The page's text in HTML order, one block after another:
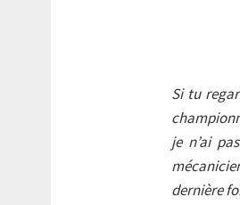
Si tu
je n’ai
dernière